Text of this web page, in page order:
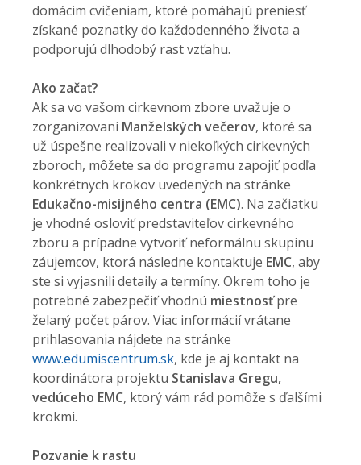
domácim cvičeniam, ktoré pomáhajú preniesť
získané poznatky do každodenného života a
podporujú dlhodobý rast vzťahu.
Ako začať?
Ak sa vo vašom cirkevnom zbore uvažuje o
zorganizovaníManželských večerov, ktoré sa
už úspešne realizovali v niekoľkých cirkevných
zboroch, môžete sa do programu zapojiť podľa
konkrétnych krokov uvedených na stránke
Edukačno-misij­ného centra (EMC). Na začiatku
je vhodné osloviť predstaviteľov cirkevného
zboru a prípadne vytvoriť neformálnu skupinu
záujemcov, ktorá následne kontaktuje EMC, aby
ste si vyjasnili detaily a termíny. Okrem toho je
potrebné zabezpečiť vhodnú miestnosťpre
želaný počet párov. Viac informácií vrátane
prihlasovania nájdete na stránke
www.edumiscentrum.sk, kde je aj kontakt na
koordinátora projektu Stanislava Gregu,
vedúceho EMC, ktorý vám rád pomôže s ďalšími
krokmi.
Pozvanie k rastu